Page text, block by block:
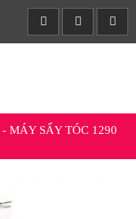
- MÁY SẤY TÓC 1290